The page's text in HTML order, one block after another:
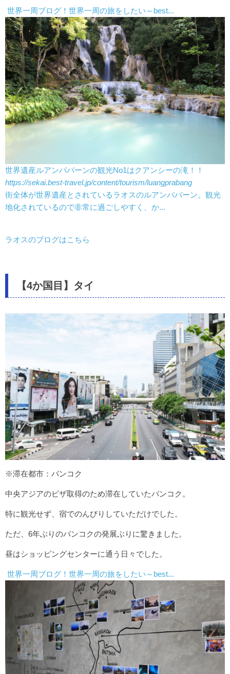
世界一周ブログ！世界一周の旅をしたい～best...
世界遺産ルアンパバーンの観光No1はクアンシーの滝！！
https://sekai.best-travel.jp/content/tourism/luangprabang
街全体が世界遺産とされているラオスのルアンパバーン。観光
地化されているので非常に過ごしやすく、か...
ラオスのブログはこちら
【4か国目】タイ
※滞在都市：バンコク
中央アジアのビザ取得のため滞在していたバンコク。
特に観光せず、宿でのんびりしていただけでした。
ただ、6年ぶりのバンコクの発展ぶりに驚きました。
昼はショッピングセンターに通う日々でした。
世界一周ブログ！世界一周の旅をしたい～best...